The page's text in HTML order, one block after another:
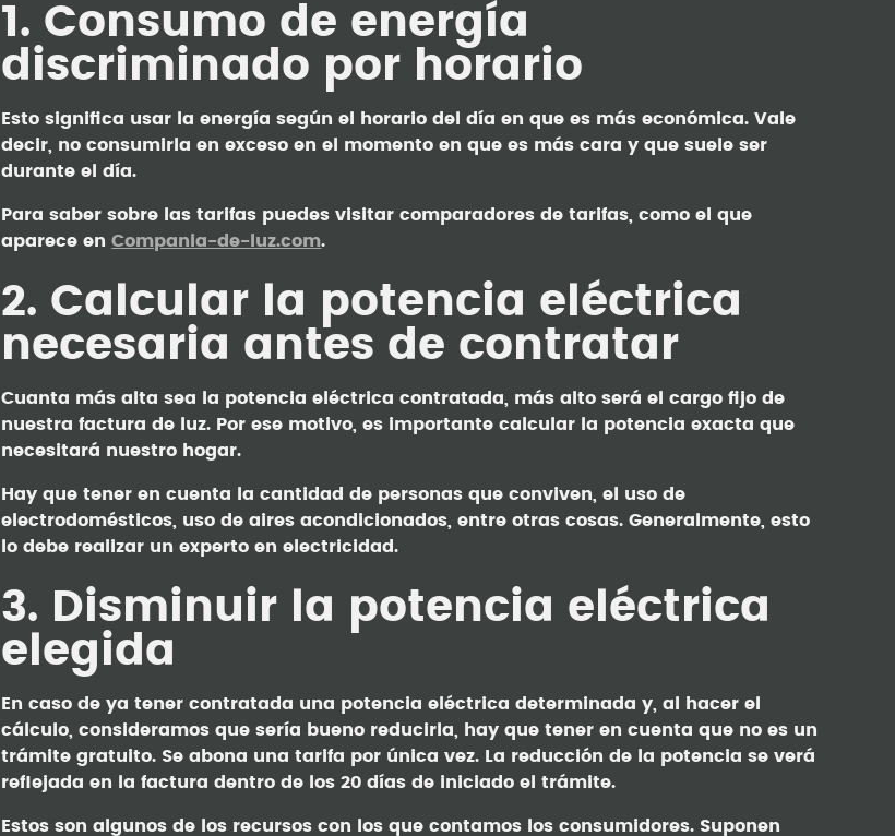
1. Consumo de energía
discriminado por horario
Esto significa usar la energía según el horario del día en que es más económica. Vale
decir, no consumirla en exceso en el momento en que es más cara y que suele ser
durante el día.
Para saber sobre las tarifas puedes visitar comparadores de tarifas, como el que
aparece enCompania-de-luz.com.
2. Calcular la potencia eléctrica
necesaria antes de contratar
Cuanta más alta sea la potencia eléctrica contratada, más alto será el cargo fijo de
nuestra factura de luz. Por ese motivo, es importante calcular la potencia exacta que
necesitará nuestro hogar.
Hay que tener en cuenta la cantidad de personas que conviven, el uso de
electrodomésticos, uso de aires acondicionados, entre otras cosas. Generalmente, esto
lo debe realizar un experto en electricidad.
3. Disminuir la potencia eléctrica
elegida
En caso de ya tener contratada una potencia eléctrica determinada y, al hacer el
cálculo, consideramos que sería bueno reducirla, hay que tener en cuenta que no es un
trámite gratuito. Se abona una tarifa por única vez. La reducción de la potencia se verá
reflejada en la factura dentro de los 20 días de iniciado el trámite.
Estos son algunos de los recursos con los que contamos los consumidores. Suponen